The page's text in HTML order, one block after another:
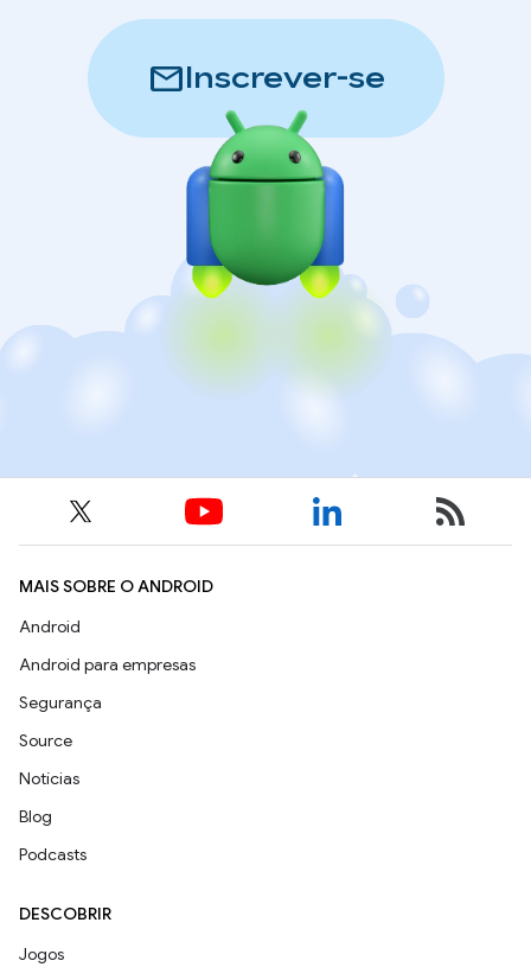
mailInscrever-se
MAIS SOBRE O ANDROID
Android
Android para empresas
Segurança
Source
Notícias
Blog
Podcasts
DESCOBRIR
Jogos